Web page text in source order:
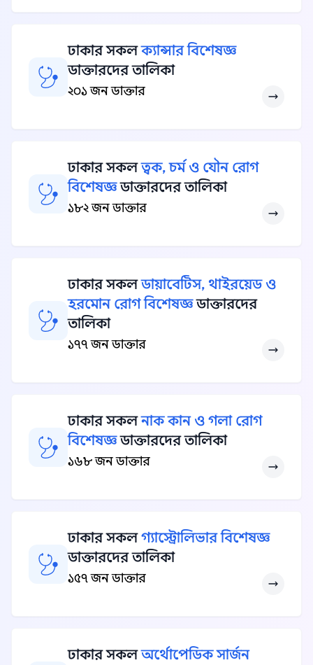
ঢাকার সকলক্যান্সার বিশেষজ্ঞ
ডাক্তারদের তালিকা
২০১ জন ডাক্তার
ঢাকার সকলত্বক, চর্ম ও যৌন রোগ
বিশেষজ্ঞডাক্তারদের তালিকা
১৮২ জন ডাক্তার
ঢাকার সকলডায়াবেটিস, থাইরয়েড ও
হরমোন রোগ বিশেষজ্ঞডাক্তারদের
তালিকা
১৭৭ জন ডাক্তার
ঢাকার সকলনাক কান ও গলা রোগ
বিশেষজ্ঞডাক্তারদের তালিকা
১৬৮ জন ডাক্তার
ঢাকার সকলগ্যাস্ট্রোলিভার বিশেষজ্ঞ
ডাক্তারদের তালিকা
১৫৭ জন ডাক্তার
ঢাকার সকলঅর্থোপেডিক সার্জন